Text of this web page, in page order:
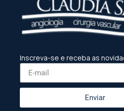
Inscreva-se e receba as
Enviar